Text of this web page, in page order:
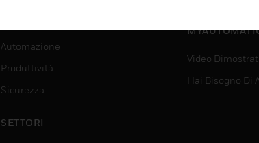
Automazione
Produttività
Sicurezza
SETTORI
Video
Hai Bisogno Di